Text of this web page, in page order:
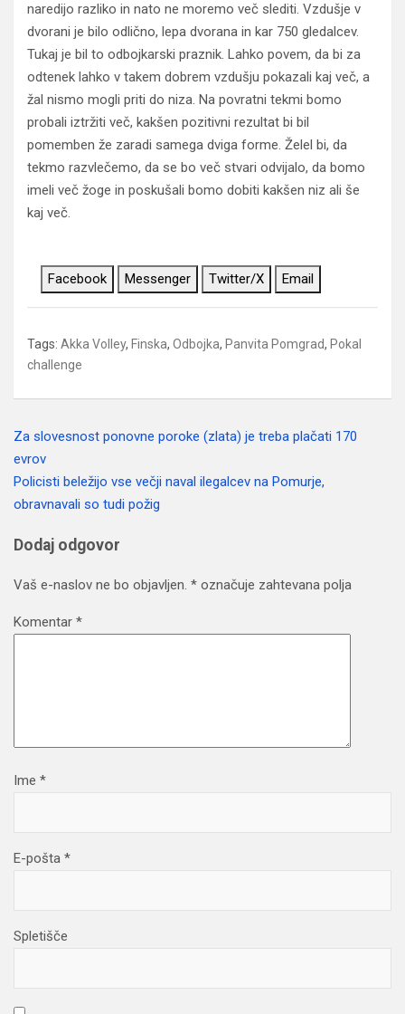
naredijo razliko in nato ne moremo več slediti. Vzdušje v
dvorani je bilo odlično, lepa dvorana in kar 750 gledalcev.
Tukaj je bil to odbojkarski praznik. Lahko povem, da bi za
odtenek lahko v takem dobrem vzdušju pokazali kaj več, a
žal nismo mogli priti do niza. Na povratni tekmi bomo
probali iztržiti več, kakšen pozitivni rezultat bi bil
pomemben že zaradi samega dviga forme. Želel bi, da
tekmo razvlečemo, da se bo več stvari odvijalo, da bomo
imeli več žoge in poskušali bomo dobiti kakšen niz ali še
kaj več.
Facebook Messenger Twitter/X Email
Tags: Akka Volley, Finska, Odbojka, Panvita Pomgrad, Pokal
challenge
Navigacija
prispevka
Za slovesnost ponovne poroke (zlata) je treba plačati 170
evrov
Policisti beležijo vse večji naval ilegalcev na Pomurje,
obravnavali so tudi požig
Dodaj odgovor
Vaš e-naslov ne bo objavljen. * označuje zahtevana polja
Komentar *
Ime *
E-pošta *
Spletišče